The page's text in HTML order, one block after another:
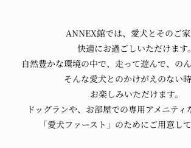
ANNEX館では、 愛犬とそのご
快適にお過ごしいただけます。
自然豊かな環境の中で、 走って遊んで、 の
そんな愛犬とのかけがえのない
お楽しみいただけます。
ドッグランや、 お部屋での専用アメニティ
「愛犬ファースト」 のためにご用意し